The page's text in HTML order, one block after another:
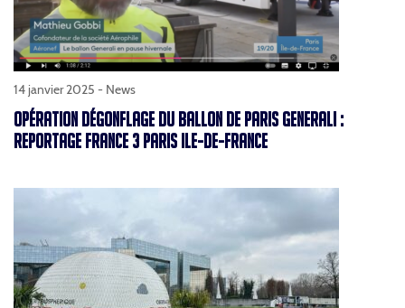
14 janvier 2025 - News
OPÉRATION DÉGONFLAGE DU BALLON DE PARIS GENERALI :
REPORTAGE FRANCE 3 PARIS ILE-DE-FRANCE